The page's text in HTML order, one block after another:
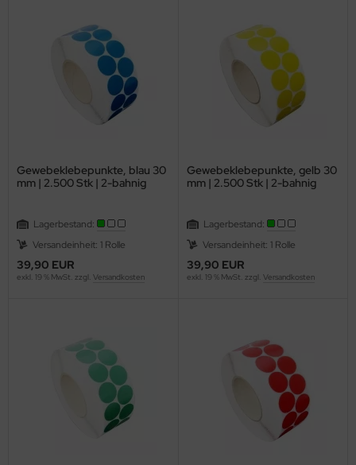
Gewebeklebepunkte, blau 30
mm | 2.500 Stk | 2-bahnig
Lagerbestand:
Versandeinheit: 1 Rolle
39,90 EUR
exkl. 19 % MwSt. zzgl. Versandkosten
Gewebeklebepunkte, gelb 30
mm | 2.500 Stk | 2-bahnig
Lagerbestand:
Versandeinheit: 1 Rolle
39,90 EUR
exkl. 19 % MwSt. zzgl. Versandkosten
Foliendrucker HAK 100
Bindesystem
/ Schüttler
für Wire-O Bindungen
- lose - vorgeformt
WIRE OPENER
/ Einbanddeckel
Klebeprodukte
Klebepunkte, einseitige Klebepunkte